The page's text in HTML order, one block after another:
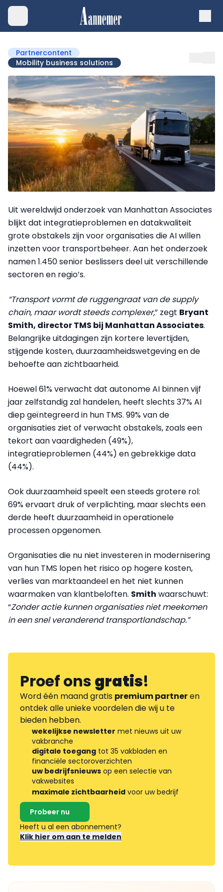
Partnercontent
Mobility business solutions
Uit wereldwijd onderzoek van Manhattan Associates
blijkt dat integratieproblemen en datakwaliteit
grote obstakels zijn voor organisaties die AI willen
inzetten voor transportbeheer. Aan het onderzoek
namen 1.450 senior beslissers deel uit verschillende
sectoren en regio’s.
“Transport vormt de ruggengraat van de supply
chain, maar wordt steeds complexer,” zegt Bryant
Smith, director TMS bij Manhattan Associates.
Belangrijke uitdagingen zijn kortere levertijden,
stijgende kosten, duurzaamheidswetgeving en de
behoefte aan zichtbaarheid.
Hoewel 61% verwacht dat autonome AI binnen vijf
jaar zelfstandig zal handelen, heeft slechts 37% AI
diep geïntegreerd in hun TMS. 99% van de
organisaties ziet of verwacht obstakels, zoals een
tekort aan vaardigheden (49%),
integratieproblemen (44%) en gebrekkige data
(44%).
Ook duurzaamheid speelt een steeds grotere rol:
69% ervaart druk of verplichting, maar slechts een
derde heeft duurzaamheid in operationele
processen opgenomen.
Organisaties die nu niet investeren in modernisering
van hun TMS lopen het risico op hogere kosten,
verlies van marktaandeel en het niet kunnen
waarmaken van klantbeloften. Smith waarschuwt:
“Zonder actie kunnen organisaties niet meekomen
in een snel veranderend transportlandschap.”
Proef onsgratis!
Word één maand gratis premium partneren
ontdek alle unieke voordelen die wij u te
bieden hebben.
wekelijkse newsletter met nieuws uit uw
vakbranche
digitale toegang tot 35 vakbladen en
financiële sectoroverzichten
uw bedrijfsnieuws op een selectie van
vakwebsites
maximale zichtbaarheid voor uw bedrijf
Probeer nu
Heeft u al een abonnement?
Klik hier om aan te melden